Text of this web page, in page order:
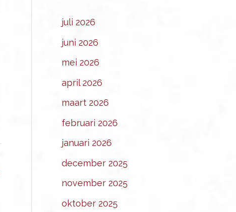
juli 2026
juni 2026
mei 2026
april 2026
maart 2026
februari 2026
januari 2026
december 2025
november 2025
oktober 2025